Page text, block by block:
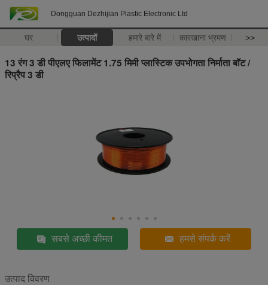
Dongguan Dezhijian Plastic Electronic Ltd
घर उत्पादों हमारे बारे में कारखाना भ्रमण >>
13 रंग 3 डी पीएलए फिलामेंट 1.75 मिमी प्लास्टिक उपभोगता निर्माता बॉट /
रिप्रैप 3 डी
सबसे अच्छी कीमत हमसे संपर्क करें
उत्पाद विवरण